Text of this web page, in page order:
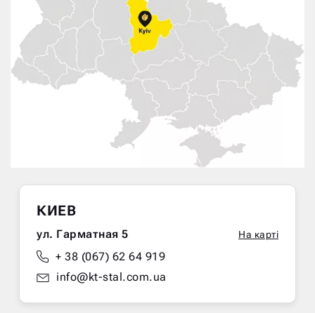
КИЕВ
ул. Гарматная 5 На карті
+ 38 (067) 62 64 919
info@kt-stal.com.ua